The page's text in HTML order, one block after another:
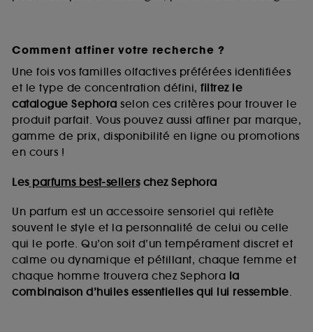
Comment affiner votre recherche ?
Une fois vos familles olfactives préférées identifiées
et le type de concentration défini, filtrez le
catalogue Sephora selon ces critères pour trouver le
produit parfait. Vous pouvez aussi affiner par marque,
gamme de prix, disponibilité en ligne ou promotions
en cours !
Lesparfums best-sellerschez Sephora
Un parfum est un accessoire sensoriel qui reflète
souvent le style et la personnalité de celui ou celle
qui le porte. Qu’on soit d’un tempérament discret et
calme ou dynamique et pétillant, chaque femme et
chaque homme trouvera chez Sephora la
combinaison d’huiles essentielles qui lui ressemble.